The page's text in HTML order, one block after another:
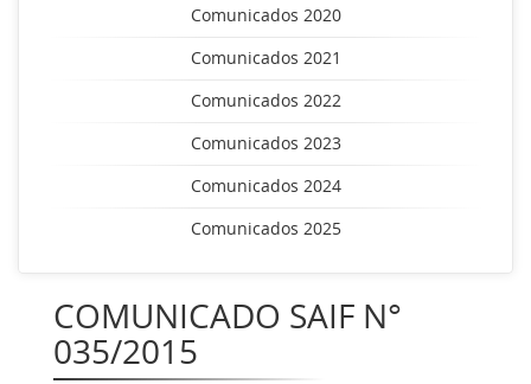
Comunicados 2020
Comunicados 2021
Comunicados 2022
Comunicados 2023
Comunicados 2024
Comunicados 2025
COMUNICADO SAIF N°
035/2015